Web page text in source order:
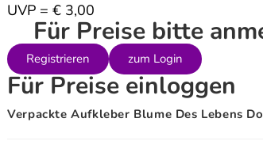
UVP = € 3,00
Für Preise bitte
Registrieren zum Login
Für Preise einloggen
Verpackte Aufkleber Blume Des Lebens